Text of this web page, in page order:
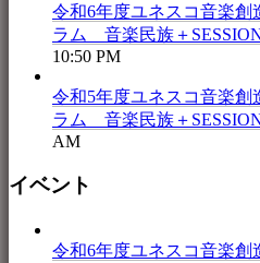
令和6年度ユネスコ音楽
ラム 音楽民族＋
10:50 PM
令和5年度ユネスコ音楽
ラム 音楽民族＋
AM
イベント
令和6年度ユネスコ音楽